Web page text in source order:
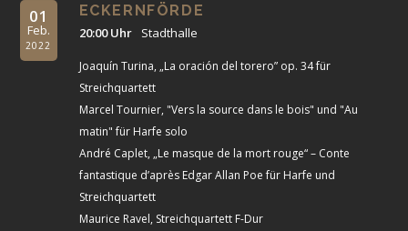
01
Feb.
2022
ECKERNFÖRDE
20:00 Uhr Stadthalle
Joaquín Turina, „La oración del torero” op. 34 für
Streichquartett
Marcel Tournier, "Vers la source dans le bois" und "Au
matin" für Harfe solo
André Caplet, „Le masque de la mort rouge“ – Conte
fantastique d’après Edgar Allan Poe für Harfe und
Streichquartett
Maurice Ravel, Streichquartett F-Dur